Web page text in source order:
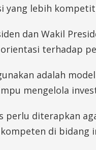
yang lebih
dan Wakil
terhadap
adalah
mengelola
perlu diterapkan
di bidang